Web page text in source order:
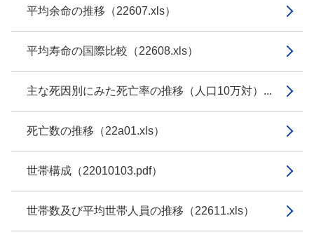
平均余命の推移（22607.xls）
平均寿命の国際比較（22608.xls）
主な死因別にみた死亡率の推移（人口10万対）...
死亡数の推移（22a01.xls）
世帯構成（22010103.pdf）
世帯数及び平均世帯人員の推移（22611.xls）